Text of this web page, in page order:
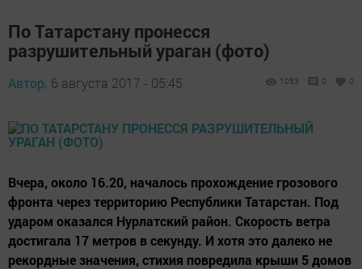
По Татарстану пронесся
разрушительный ураган (фото)
Автор, 6 августа 2017 - 05:45 1053 0 0
Вчера, около 16.20, началось прохождение грозового
фронта через территорию Республики Татарстан. Под
ударом оказался Нурлатский район. Скорость ветра
достигала 17 метров в секунду. И хотя это далеко не
рекордные значения, стихия повредила крыши 5 домов